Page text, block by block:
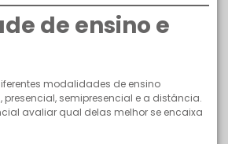
de ensino e
modalidades de ensino
presencial, semipresencial e a distância.
avaliar qual delas melhor se encaixa